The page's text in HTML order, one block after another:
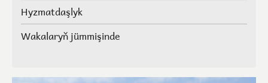
Hyzmatdaşlyk
Wakalaryň jümmişinde